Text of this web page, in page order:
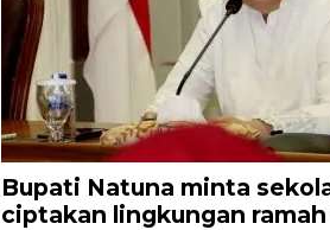
Bupati Natuna minta
ciptakan lingkungan